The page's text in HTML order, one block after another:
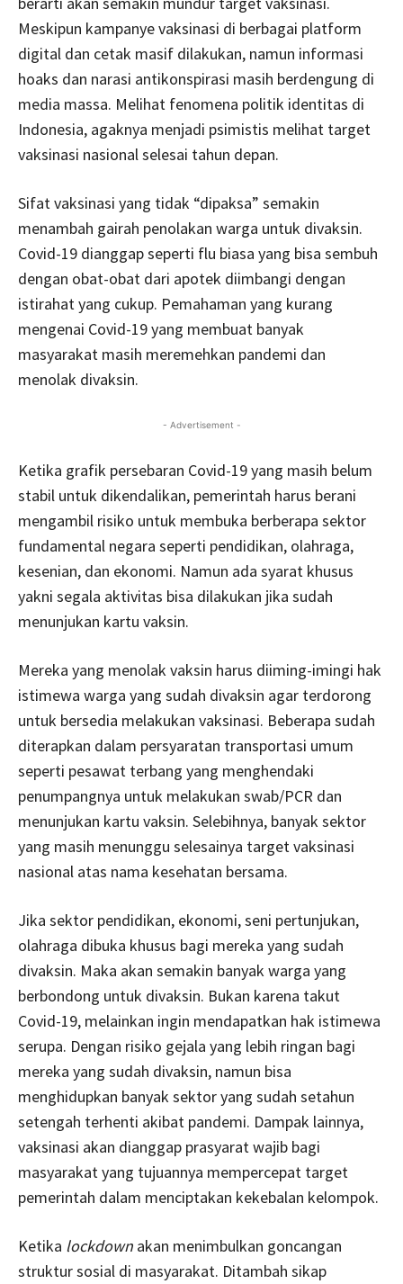
Meskipun kampanye vaksinasi di berbagai platform
digital dan cetak masif dilakukan, namun informasi
hoaks dan narasi antikonspirasi masih berdengung di
media massa. Melihat fenomena politik identitas di
Indonesia, agaknya menjadi psimistis melihat target
vaksinasi nasional selesai tahun depan.
Sifat vaksinasi yang tidak “dipaksa” semakin
menambah gairah penolakan warga untuk divaksin.
Covid-19 dianggap seperti flu biasa yang bisa sembuh
dengan obat-obat dari apotek diimbangi dengan
istirahat yang cukup. Pemahaman yang kurang
mengenai Covid-19 yang membuat banyak
masyarakat masih meremehkan pandemi dan
menolak divaksin.
- Advertisement -
Ketika grafik persebaran Covid-19 yang masih belum
stabil untuk dikendalikan, pemerintah harus berani
mengambil risiko untuk membuka berberapa sektor
fundamental negara seperti pendidikan, olahraga,
kesenian, dan ekonomi. Namun ada syarat khusus
yakni segala aktivitas bisa dilakukan jika sudah
menunjukan kartu vaksin.
Mereka yang menolak vaksin harus diiming-imingi hak
istimewa warga yang sudah divaksin agar terdorong
untuk bersedia melakukan vaksinasi. Beberapa sudah
diterapkan dalam persyaratan transportasi umum
seperti pesawat terbang yang menghendaki
penumpangnya untuk melakukan swab/PCR dan
menunjukan kartu vaksin. Selebihnya, banyak sektor
yang masih menunggu selesainya target vaksinasi
nasional atas nama kesehatan bersama.
Jika sektor pendidikan, ekonomi, seni pertunjukan,
olahraga dibuka khusus bagi mereka yang sudah
divaksin. Maka akan semakin banyak warga yang
berbondong untuk divaksin. Bukan karena takut
Covid-19, melainkan ingin mendapatkan hak istimewa
serupa. Dengan risiko gejala yang lebih ringan bagi
mereka yang sudah divaksin, namun bisa
menghidupkan banyak sektor yang sudah setahun
setengah terhenti akibat pandemi. Dampak lainnya,
vaksinasi akan dianggap prasyarat wajib bagi
masyarakat yang tujuannya mempercepat target
pemerintah dalam menciptakan kekebalan kelompok.
Ketika lockdown akan menimbulkan goncangan
struktur sosial di masyarakat. Ditambah sikap